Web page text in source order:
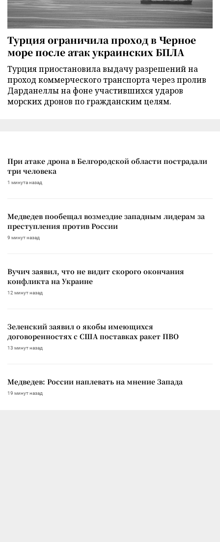
Турция ограничила проход в Черное
море после атак украинских БПЛА
Турция приостановила выдачу разрешений на
проход коммерческого транспорта через пролив
Дарданеллы на фоне участившихся ударов
морских дронов по гражданским целям.
При атаке дрона в Белгородской области пострадали
три человека
1 минута назад
Медведев пообещал возмездие западным лидерам за
преступления против России
9 минут назад
Вучич заявил, что не видит скорого окончания
конфликта на Украине
12 минут назад
Зеленский заявил о якобы имеющихся
договоренностях с США поставках ракет ПВО
13 минут назад
Медведев: России наплевать на мнение Запада
19 минут назад